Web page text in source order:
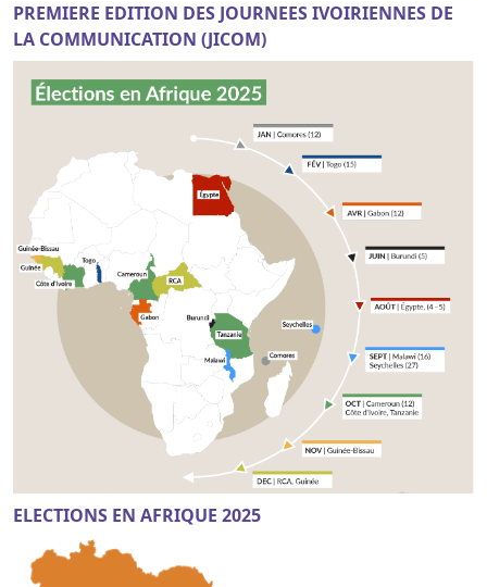
PREMIERE EDITION DES JOURNEES IVOIRIENNES DE
LA COMMUNICATION (JICOM)
ELECTIONS EN AFRIQUE 2025